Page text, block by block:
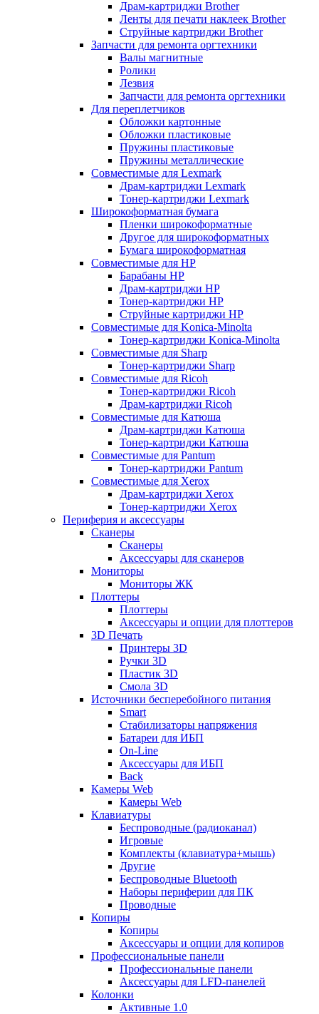
Драм-картриджи Brother
Ленты для печати наклеек Brother
Струйные картриджи Brother
Запчасти для ремонта оргтехники
Валы магнитные
Ролики
Лезвия
Запчасти для ремонта оргтехники
Для переплетчиков
Обложки картонные
Обложки пластиковые
Пружины пластиковые
Пружины металлические
Совместимые для Lexmark
Драм-картриджи Lexmark
Тонер-картриджи Lexmark
Широкоформатная бумага
Пленки широкоформатные
Другое для широкоформатных
Бумага широкоформатная
Совместимые для HP
Барабаны HP
Драм-картриджи HP
Тонер-картриджи HP
Струйные картриджи HP
Совместимые для Konica-Minolta
Тонер-картриджи Konica-Minolta
Совместимые для Sharp
Тонер-картриджи Sharp
Совместимые для Ricoh
Тонер-картриджи Ricoh
Драм-картриджи Ricoh
Совместимые для Катюша
Драм-картриджи Катюша
Тонер-картриджи Катюша
Совместимые для Pantum
Тонер-картриджи Pantum
Совместимые для Xerox
Драм-картриджи Xerox
Тонер-картриджи Xerox
Периферия и аксессуары
Сканеры
Сканеры
Аксессуары для сканеров
Мониторы
Мониторы ЖК
Плоттеры
Плоттеры
Аксессуары и опции для плоттеров
3D Печать
Принтеры 3D
Ручки 3D
Пластик 3D
Смола 3D
Источники бесперебойного питания
Smart
Стабилизаторы напряжения
Батареи для ИБП
On-Line
Аксессуары для ИБП
Back
Камеры Web
Камеры Web
Клавиатуры
Беспроводные (радиоканал)
Игровые
Комплекты (клавиатура+мышь)
Другие
Беспроводные Bluetooth
Наборы периферии для ПК
Проводные
Копиры
Копиры
Аксессуары и опции для копиров
Профессиональные панели
Профессиональные панели
Аксессуары для LFD-панелей
Колонки
Активные 1.0